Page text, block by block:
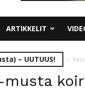
ARTIKKELIT
– UUTUUS!
musta